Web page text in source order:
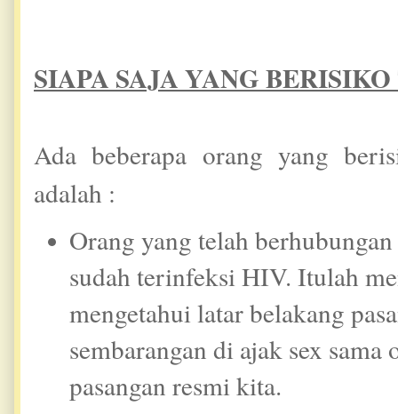
SIAPA SAJA YANG
Ada beberapa orang yang
adalah :
Orang yang telah
sudah terinfeksi HIV. Itulah
mengetahui latar belakang
sembarangan di ajak sex
pasangan resmi kita.